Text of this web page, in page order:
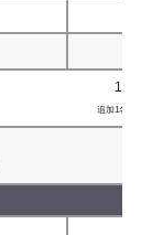
1名(
追加1名につ